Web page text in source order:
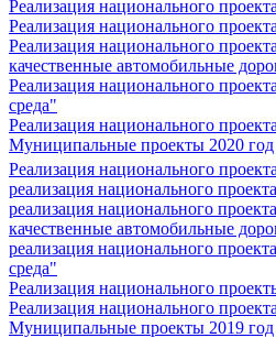
Реализация национального
Реализация национального
Реализация национального
качественные автомобильные
Реализация национального
среда"
Реализация национального
Муниципальные проекты 2020 год
Реализация национального
реализация национального
реализация национального
качественные автомобильные
реализация национального
среда"
Реализация национального
Реализация национального
Муниципальные проекты 2019 год